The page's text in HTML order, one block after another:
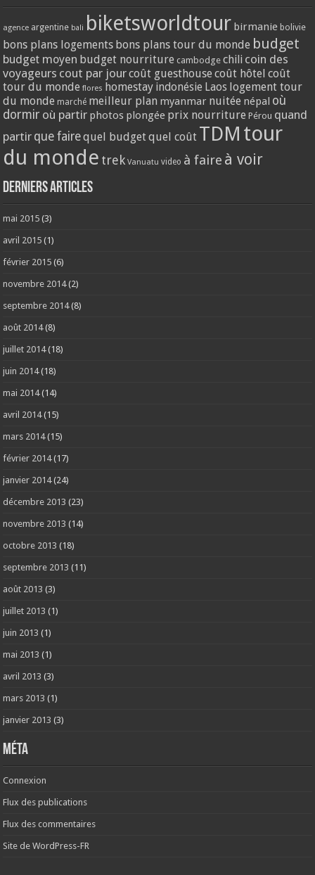
agence argentine bali biketsworldtour birmanie bolivie
bons plans logements bons plans tour du monde budget
budget moyen budget nourriture cambodge chili coin des
voyageurs cout par jourcoût guesthouse coût hôtel coût
tour du monde flores homestay indonésie Laos logement tour
du monde marché meilleur plan myanmar nuitée népal où
dormir où partir photos plongée prix nourriture Pérou quand
partir que fairequel budgetquel coût TDM tour
du monde trek Vanuatu video à faire à voir
Derniers articles
mai 2015 (3)
avril 2015 (1)
février 2015 (6)
novembre 2014(2)
septembre 2014(8)
août 2014(8)
juillet 2014(18)
juin 2014(18)
mai 2014(14)
avril 2014(15)
mars 2014(15)
février 2014(17)
janvier 2014(24)
décembre 2013 (23)
novembre 2013 (14)
octobre 2013 (18)
septembre 2013 (11)
août 2013 (3)
juillet 2013 (1)
juin 2013 (1)
mai 2013 (1)
avril 2013 (3)
mars 2013 (1)
janvier 2013 (3)
Méta
Connexion
Flux des publications
Flux des commentaires
Site de WordPress-FR